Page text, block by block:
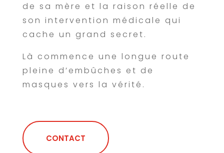
de sa mère et la raison réelle de
son intervention médicale qui
cache un grand secret.
Là commence une longue route
pleine d’embûches et de
masques vers la vérité.
CONTACT